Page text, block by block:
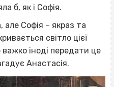
б, як і Софія.
але Софія – якраз та
світло цієї
іноді передати це
Анастасія.